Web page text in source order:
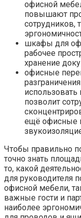
офисной
повышают
сотрудников,
шкафы для
рабочее
хранение
офисные
использовать
позволит
ещё офисные
Чтобы правильно
точно знать
то, какой
для руководителя
офисной мебели,
важные гости и
наиболее